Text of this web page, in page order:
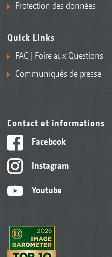
Protection des données
Quick Links
FAQ | Foire aux Questions
Communiqués de presse
Contact et informations
Facebook
Instagram
Youtube